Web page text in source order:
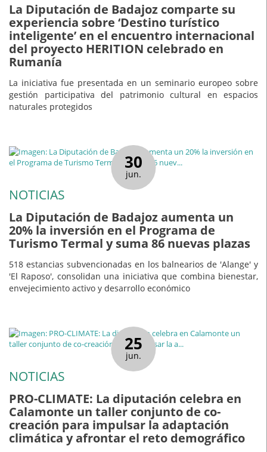
La Diputación de Badajoz comparte su
experiencia sobre ‘Destino turístico
inteligente’ en el encuentro internacional
del proyecto HERITION celebrado en
Rumanía
La iniciativa fue presentada en un seminario europeo sobre
gestión participativa del patrimonio cultural en espacios
naturales protegidos
30
jun.
NOTICIAS
La Diputación de Badajoz aumenta un
20% la inversión en el Programa de
Turismo Termal y suma 86 nuevas plazas
518 estancias subvencionadas en los balnearios de 'Alange' y
'El Raposo', consolidan una iniciativa que combina bienestar,
envejecimiento activo y desarrollo económico
25
jun.
NOTICIAS
PRO-CLIMATE: La diputación celebra en
Calamonte un taller conjunto de co-
creación para impulsar la adaptación
climática y afrontar el reto demográfico